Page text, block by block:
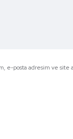
e-posta adresim ve site